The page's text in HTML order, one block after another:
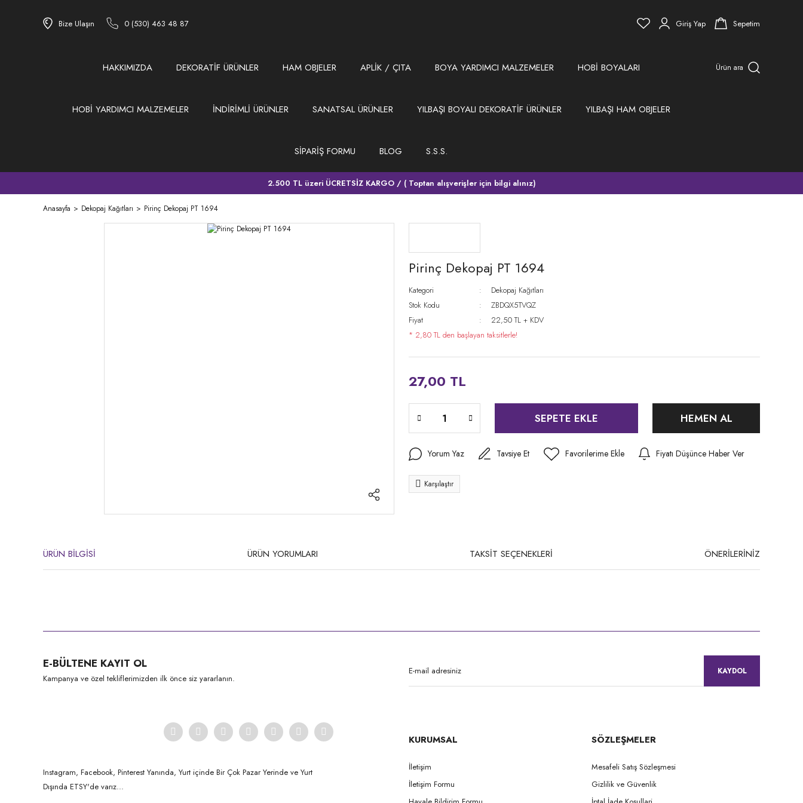
Bize Ulaşın 0 (530) 463 48 87 Giriş Yap Sepetim
HAKKIMIZDA DEKORATİF ÜRÜNLER HAM OBJELER APLİK / ÇITA BOYA YARDIMCI MALZEMELER HOBİ BOYALARI
HOBİ YARDIMCI MALZEMELER İNDİRİMLİ ÜRÜNLER SANATSAL ÜRÜNLER YILBAŞI BOYALI DEKORATİF ÜRÜNLER YILBAŞI HAM OBJELER
SİPARİŞ FORMU BLOG S.S.S.
Ürün ara
2.500 TL üzeri ÜCRETSİZ KARGO / ( Toptan alışverişler için bilgi alınız)
Anasayfa Dekopaj Kağıtları Pirinç Dekopaj PT 1694
Pirinç Dekopaj PT 1694
Kategori
Dekopaj Kağıtları
Stok Kodu
ZBDQX5TVQZ
Fiyat
22,50 TL + KDV
* 2,80 TL den başlayan taksitlerle!
27,00 TL
SEPETE EKLE HEMEN AL
Yorum Yaz Tavsiye Et Fiyatı Düşünce Haber Ver
Karşılaştır
ÜRÜN BİLGİSİ ÜRÜN YORUMLARI TAKSİT SEÇENEKLERİ ÖNERİLERİNİZ
Ürün açıklamasında eksik bilgiler bulunuyor.
Ürün bilgilerinde hatalar bulunuyor.
E-BÜLTENE KAYIT OL
Kampanya ve özel tekliflerimizden ilk önce siz yararlanın.
KAYDOL
Instagram, Facebook, Pinterest Yanında, Yurt içinde Bir Çok Pazar Yerinde ve Yurt
Dışında ETSY'de varız...
KURUMSAL
İletişim
İletişim Formu
SÖZLEŞMELER
Mesafeli Satış Sözleşmesi
Gizlilik ve Güvenlik